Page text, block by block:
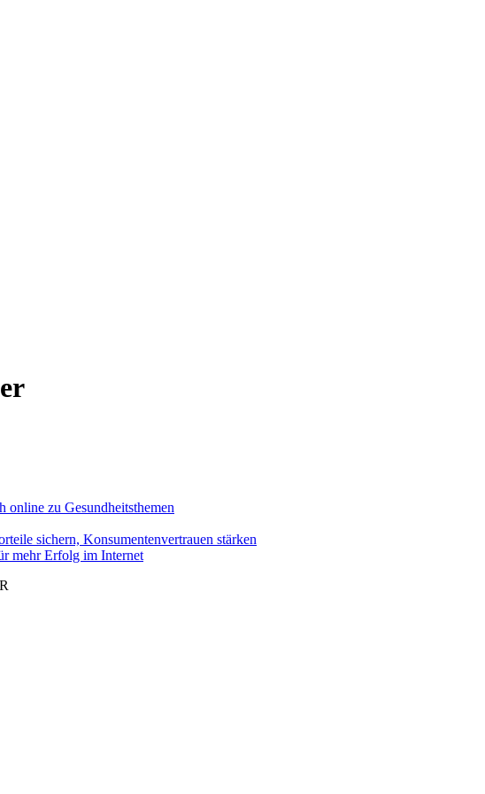
zu Gesundheitsthemen
sichern, Konsumentenvertrauen stärken
mehr Erfolg im Internet